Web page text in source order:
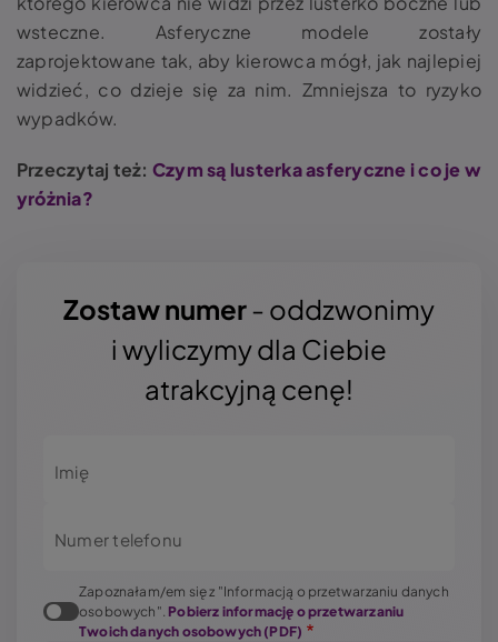
wsteczne. Asferyczne modele zostały
zaprojektowane tak, aby kierowca mógł, jak najlepiej
widzieć, co dzieje się za nim. Zmniejsza to ryzyko
wypadków.
Przeczytaj też: Czym są lusterka asferyczne i co je w
yróżnia?
Zostaw numer- oddzwonimy
i wyliczymy dla Ciebie
atrakcyjną cenę!
Imię
Numer telefonu
Zapoznałam/em się z "Informacją o przetwarzaniu danych
osobowych". Pobierz informację o przetwarzaniu
Twoich danych osobowych (PDF)